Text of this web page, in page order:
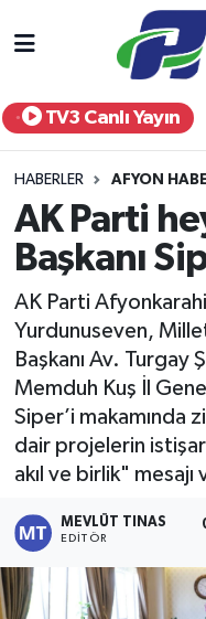
TV3 Canlı Yayın
HABERLER AFYON
AK Parti
Başkanı
AK Parti
Yurdunuseven,
Başkanı Av. Turgay
Memduh Kuş İl
Siper’i makamında
dair projelerin
akıl ve birlik" mesajı
MEVLÜT TINAS
EDITÖR
Yurt Haber
Afyon Haber
Siyaset
Spor
Eğitim
Sağlık
Teknoloji
Kültür - Sanat
Yaşam
Afyonkarahisar
Afyonkarahisar
Afyonkarahisar
Süper Lig Puan
Tüm Manşetler
Son Dakika
Haber Arşivi